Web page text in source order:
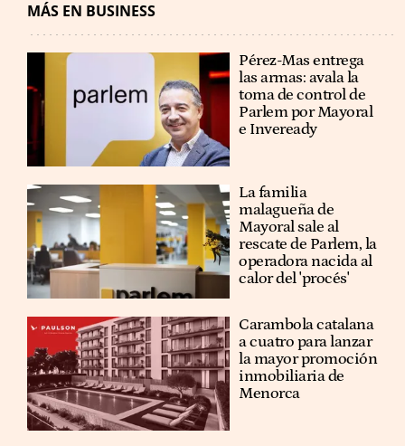
MÁS EN BUSINESS
Pérez-Mas entrega
las armas: avala la
toma de control de
Parlem por Mayoral
e Inveready
La familia
malagueña de
Mayoral sale al
rescate de Parlem, la
operadora nacida al
calor del 'procés'
Carambola catalana
a cuatro para lanzar
la mayor promoción
inmobiliaria de
Menorca